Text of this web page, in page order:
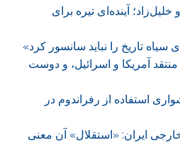
خلیل‌زاد؛ آینده‌ای تیره برای
سیاه تاریخ را نباید سانسور کرد»
آمریکا و اسرائیل، و دوست
استفاده از رفراندوم در
ایران: «استقلال» آن معنی